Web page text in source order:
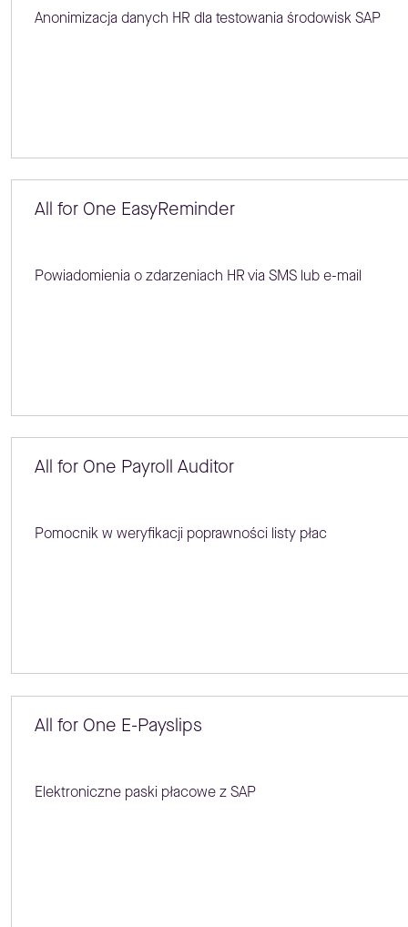
Anonimizacja danych HR dla testowania środowisk SAP
All for One EasyReminder
Powiadomienia o zdarzeniach HR via SMS lub e-mail
All for One Payroll Auditor
Pomocnik w weryfikacji poprawności listy płac
All for One E-Payslips
Elektroniczne paski płacowe z SAP